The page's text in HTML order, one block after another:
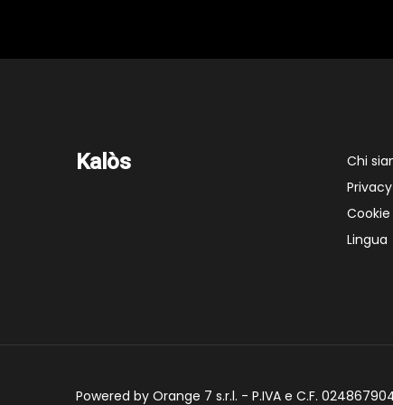
Kalòs
Chi
Lingua
Powered by Orange 7 s.r.l. - P.IVA e C.F.